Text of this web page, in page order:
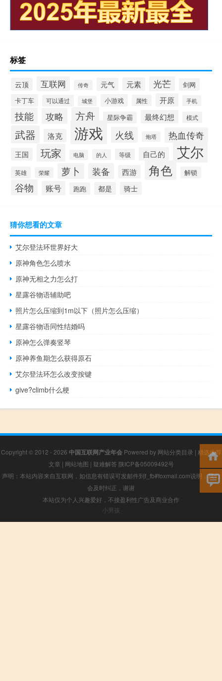
标签
云顶 互联网 传奇 元气 元素 光芒
剑网
卡丁车
可以通过 城堡 小游戏 属性 开原 手机
技能 攻略 方舟 星际争霸 最终幻想 模式
武器 洛克 游戏 火线 炮塔 热血传奇
王国 玩家 电脑 的人 等级 自己的 艾尔
英雄 荣耀 萝卜 装备 西游 角色 解锁
谷物 账号 跑跑 都是 骑士
猜你想看的文章
艾尔登法环世界好大
原神角色怎么喷水
原神无相之力怎么打
星露谷物语辅助吧
照片怎么压缩到1m以下（照片怎么压缩）
星露谷物语同性结婚吗
原神怎么弹奏竖琴
原神养鱼期怎么获得原石
艾尔登法环怎么改变按键
give?climb什么梗
Copyright © 2012 - 2026 中国互联网产业年会Powered by 网站分类目录 | 精选推荐
文章 | 网站地图 | 疑难解答 陕ICP备05009492号
声明：本站内容来自互联网，如信息有错误可发邮件到f_fb#foxmail.com说明，我们
会及时纠正，谢谢
本站仅为个人兴趣爱好，不接盈利性广告及商业合作
小男孩